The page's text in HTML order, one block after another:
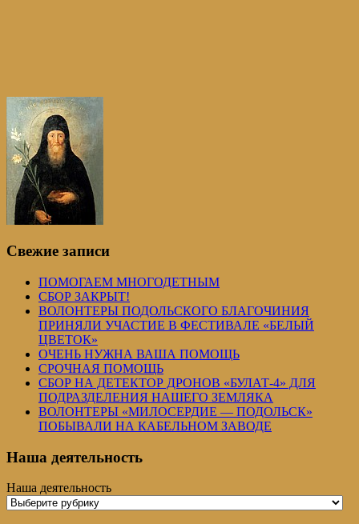
Свежие записи
ПОМОГАЕМ МНОГОДЕТНЫМ
СБОР ЗАКРЫТ!
ВОЛОНТЕРЫ ПОДОЛЬСКОГО БЛАГОЧИНИЯ
ПРИНЯЛИ УЧАСТИЕ В ФЕСТИВАЛЕ «БЕЛЫЙ
ЦВЕТОК»
ОЧЕНЬ НУЖНА ВАША ПОМОЩЬ
СРОЧНАЯ ПОМОЩЬ
СБОР НА ДЕТЕКТОР ДРОНОВ «БУЛАТ-4» ДЛЯ
ПОДРАЗДЕЛЕНИЯ НАШЕГО ЗЕМЛЯКА
ВОЛОНТЕРЫ «МИЛОСЕРДИЕ — ПОДОЛЬСК»
ПОБЫВАЛИ НА КАБЕЛЬНОМ ЗАВОДЕ
Наша деятельность
Наша деятельность